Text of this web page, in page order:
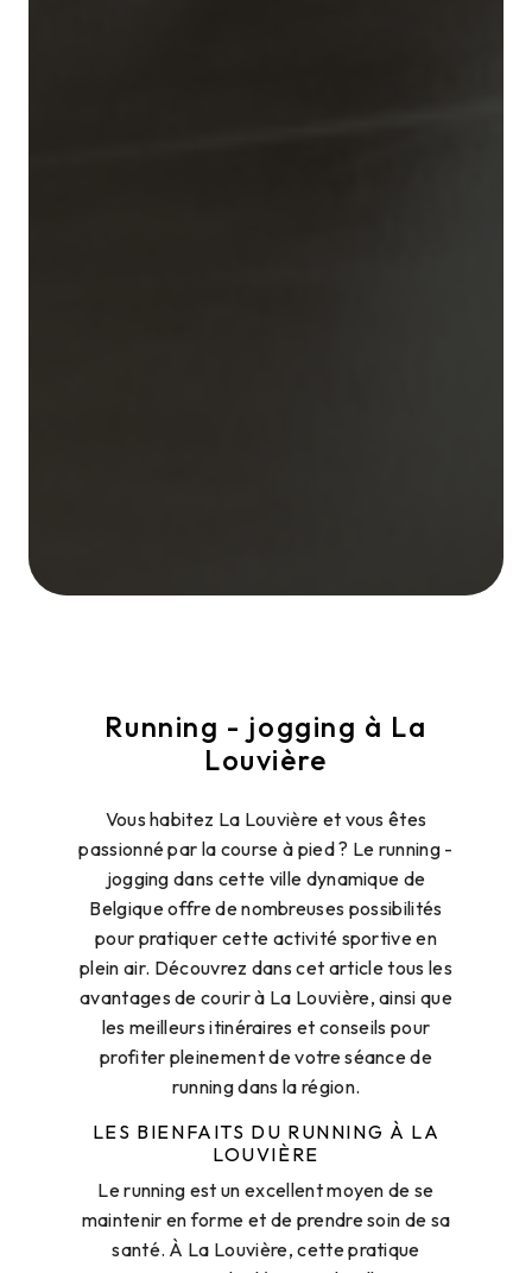
Running - jogging à La
Louvière
Vous habitez La Louvière et vous êtes
passionné par la course à pied ? Le running -
jogging dans cette ville dynamique de
Belgique offre de nombreuses possibilités
pour pratiquer cette activité sportive en
plein air. Découvrez dans cet article tous les
avantages de courir à La Louvière, ainsi que
les meilleurs itinéraires et conseils pour
profiter pleinement de votre séance de
running dans la région.
LES BIENFAITS DU RUNNING À LA
LOUVIÈRE
Le running est un excellent moyen de se
maintenir en forme et de prendre soin de sa
santé. À La Louvière, cette pratique